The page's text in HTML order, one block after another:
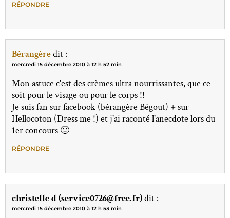
RÉPONDRE
Bérangèredit :
mercredi 15 décembre 2010 à 12 h 52 min
Mon astuce c'est des crèmes ultra nourrissantes, que ce
soit pour le visage ou pour le corps !!
Je suis fan sur facebook (bérangère Bégout) + sur
Hellocoton (Dress me !) et j'ai raconté l'anecdote lors du
1er concours 🙂
RÉPONDRE
christelle d (service0726@free.fr)dit :
mercredi 15 décembre 2010 à 12 h 53 min